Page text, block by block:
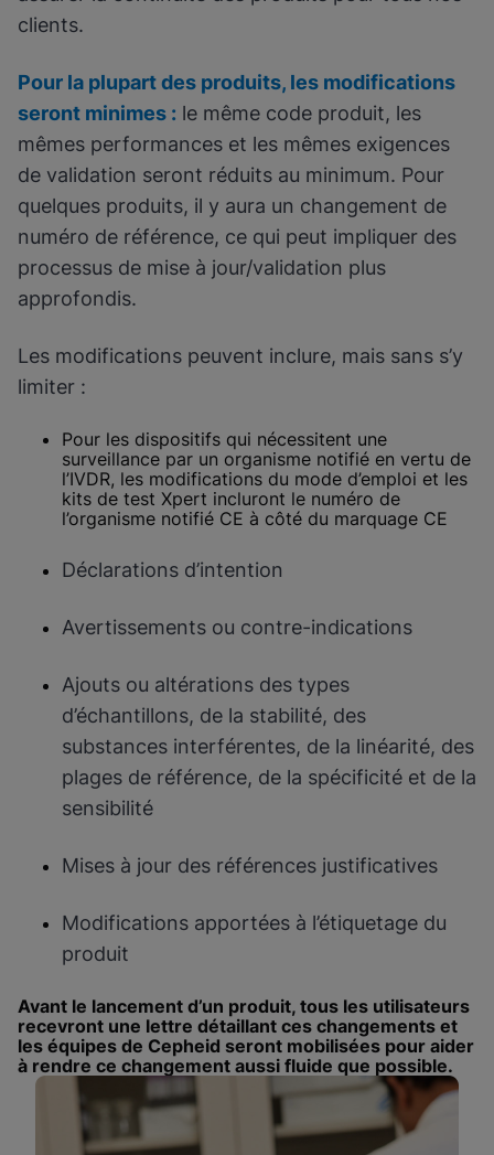
clients.
Pour la plupart des produits, les modifications
seront minimes : le même code produit, les
mêmes performances et les mêmes exigences
de validation seront réduits au minimum. Pour
quelques produits, il y aura un changement de
numéro de référence, ce qui peut impliquer des
processus de mise à jour/validation plus
approfondis.
Les modifications peuvent inclure, mais sans s’y
limiter :
Pour les dispositifs qui nécessitent une
surveillance par un organisme notifié en vertu de
l’IVDR, les modifications du mode d’emploi et les
kits de test Xpert incluront le numéro de
l’organisme notifié CE à côté du marquage CE
Déclarations d’intention
Avertissements ou contre-indications
Ajouts ou altérations des types
d’échantillons, de la stabilité, des
substances interférentes, de la linéarité, des
plages de référence, de la spécificité et de la
sensibilité
Mises à jour des références justificatives
Modifications apportées à l’étiquetage du
produit
Avant le lancement d’un produit, tous les utilisateurs
recevront une lettre détaillant ces changements et
les équipes de Cepheid seront mobilisées pour aider
à rendre ce changement aussi fluide que possible.